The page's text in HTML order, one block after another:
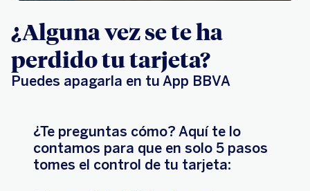
¿Alguna vez se te ha
perdido tu tarjeta?
Puedes apagarla en tu App BBVA
¿Te preguntas cómo? Aquí te lo
contamos para que en solo 5 pasos
tomes el control de tu tarjeta: